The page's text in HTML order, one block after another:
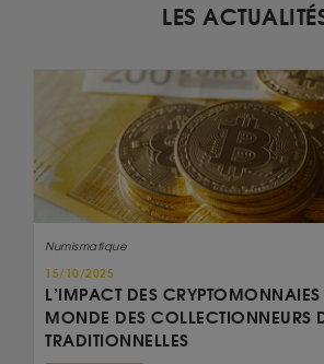
LES
Numismatique
15/10/2025
L’IMPACT DES CRYPTOMONNAIES
MONDE DES COLLECTIONNEURS
TRADITIONNELLES